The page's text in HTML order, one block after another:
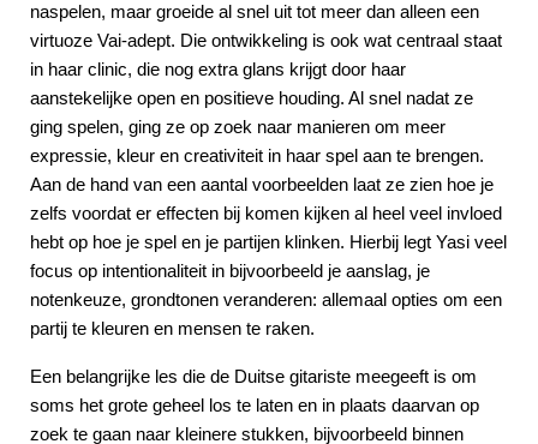
naspelen, maar groeide al snel uit tot meer dan alleen een
virtuoze Vai-adept. Die ontwikkeling is ook wat centraal staat
in haar clinic, die nog extra glans krijgt door haar
aanstekelijke open en positieve houding. Al snel nadat ze
ging spelen, ging ze op zoek naar manieren om meer
expressie, kleur en creativiteit in haar spel aan te brengen.
Aan de hand van een aantal voorbeelden laat ze zien hoe je
zelfs voordat er effecten bij komen kijken al heel veel invloed
hebt op hoe je spel en je partijen klinken. Hierbij legt Yasi veel
focus op intentionaliteit in bijvoorbeeld je aanslag, je
notenkeuze, grondtonen veranderen: allemaal opties om een
partij te kleuren en mensen te raken.
Een belangrijke les die de Duitse gitariste meegeeft is om
soms het grote geheel los te laten en in plaats daarvan op
zoek te gaan naar kleinere stukken, bijvoorbeeld binnen